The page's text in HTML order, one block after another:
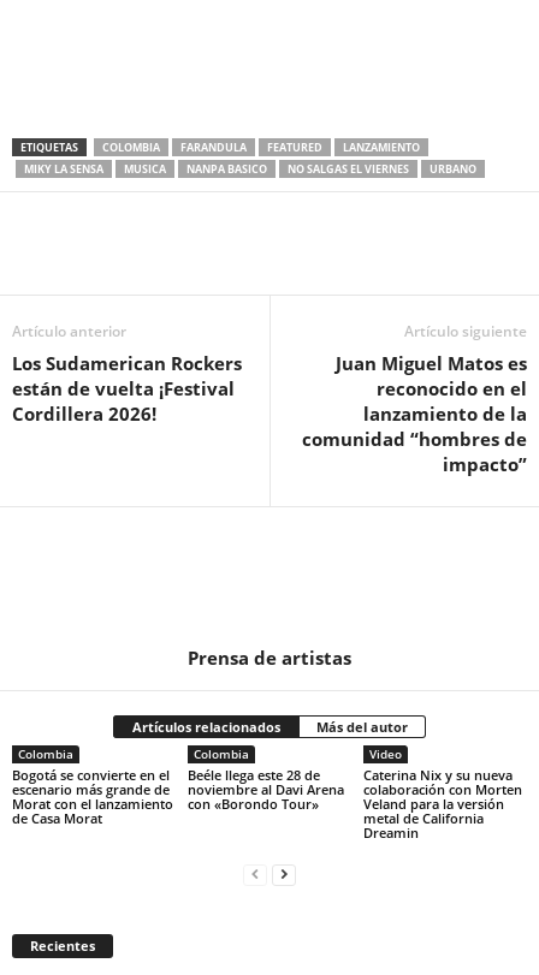
ETIQUETAS COLOMBIA FARANDULA FEATURED
LANZAMIENTO
MIKY LA SENSA
MUSICA NANPA BASICO NO SALGAS EL VIERNES URBANO
Artículo anterior
Los Sudamerican Rockers
están de vuelta ¡Festival
Cordillera 2026!
Artículo siguiente
Juan Miguel Matos es
reconocido en el
lanzamiento de la
comunidad “hombres de
impacto”
Prensa de artistas
Artículos relacionados Más del autor
Colombia
Bogotá se convierte en el
escenario más grande de
Morat con el lanzamiento
de Casa Morat
Colombia
Beéle llega este 28 de
noviembre al Davi Arena
con «Borondo Tour»
Video
Caterina Nix y su nueva
colaboración con Morten
Veland para la versión
metal de California
Dreamin
Recientes